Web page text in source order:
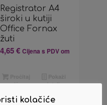
Registrator A4
široki u kutiji
Office Fornax
žuti
4,65€ Cijena s PDV om
više
detalje
kolačiće